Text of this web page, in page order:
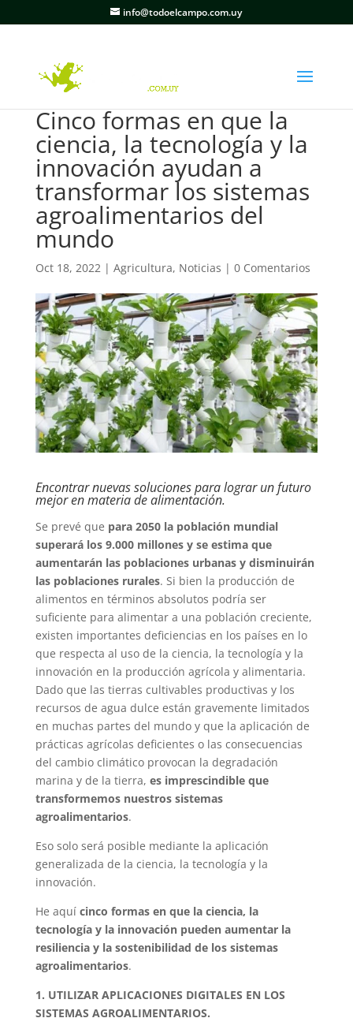
info@todoelcampo.com.uy
Cinco formas en que la
ciencia, la tecnología y la
innovación ayudan a
transformar los sistemas
agroalimentarios del
mundo
Oct 18, 2022| Agricultura, Noticias | 0 Comentarios
Encontrar nuevas soluciones para lograr un futuro
mejor en materia de alimentación.
Se prevé que para 2050 la población mundial
superará los 9.000 millones y se estima que
aumentarán las poblaciones urbanas y disminuirán
las poblaciones rurales. Si bien la producción de
alimentos en términos absolutos podría ser
suficiente para alimentar a una población creciente,
existen importantes deficiencias en los países en lo
que respecta al uso de la ciencia, la tecnología y la
innovación en la producción agrícola y alimentaria.
Dado que las tierras cultivables productivas y los
recursos de agua dulce están gravemente limitados
en muchas partes del mundo y que la aplicación de
prácticas agrícolas deficientes o las consecuencias
del cambio climático provocan la degradación
marina y de la tierra, es imprescindible que
transformemos nuestros sistemas
agroalimentarios.
Eso solo será posible mediante la aplicación
generalizada de la ciencia, la tecnología y la
innovación.
He aquí cinco formas en que la ciencia, la
tecnología y la innovación pueden aumentar la
resiliencia y la sostenibilidad de los sistemas
agroalimentarios.
1. UTILIZAR APLICACIONES DIGITALES EN LOS
SISTEMAS AGROALIMENTARIOS.